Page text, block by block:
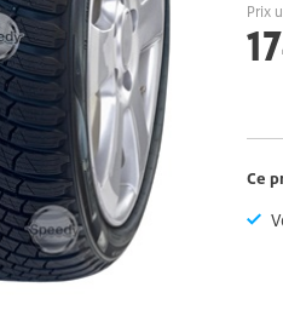
Prix
Ce